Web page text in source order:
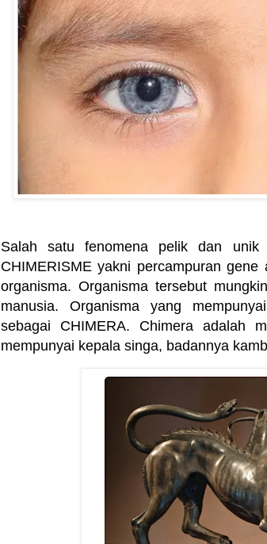
Salah satu fenomena pelik dan unik
CHIMERISME yakni percampuran
organisma. Organisma tersebut
manusia. Organisma yang
sebagai CHIMERA. Chimera adalah
mempunyai kepala singa, badannya